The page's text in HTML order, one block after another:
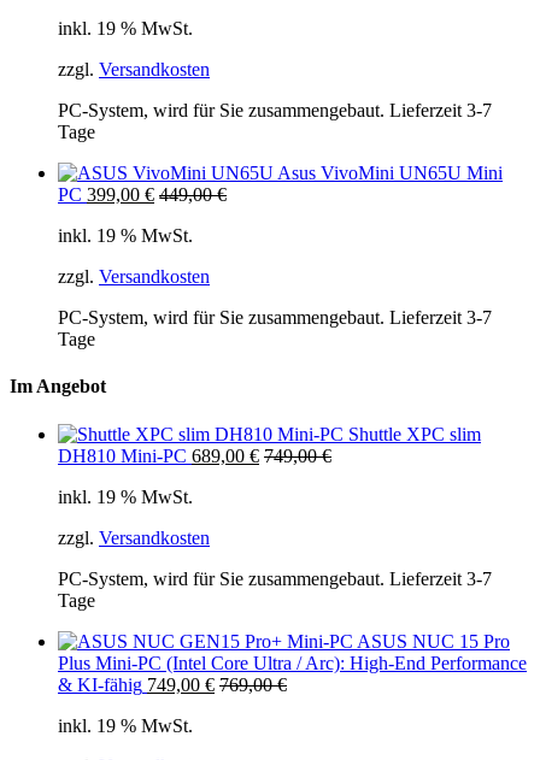
inkl. 19 % MwSt.
zzgl. Versandkosten
PC-System, wird für Sie zusammengebaut. Lieferzeit 3-7
Tage
Asus VivoMini UN65U Mini
PC 399,00 € 449,00€
inkl. 19 % MwSt.
zzgl. Versandkosten
PC-System, wird für Sie zusammengebaut. Lieferzeit 3-7
Tage
Im Angebot
Shuttle XPC slim
DH810 Mini-PC 689,00 € 749,00€
inkl. 19 % MwSt.
zzgl. Versandkosten
PC-System, wird für Sie zusammengebaut. Lieferzeit 3-7
Tage
ASUS NUC 15 Pro
Plus Mini-PC (Intel Core Ultra / Arc): High-End Performance
& KI-fähig 749,00 € 769,00€
inkl. 19 % MwSt.